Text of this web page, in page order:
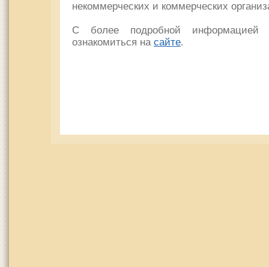
некоммерческих и коммерческих
С более подробной
ознакомиться на cайте.